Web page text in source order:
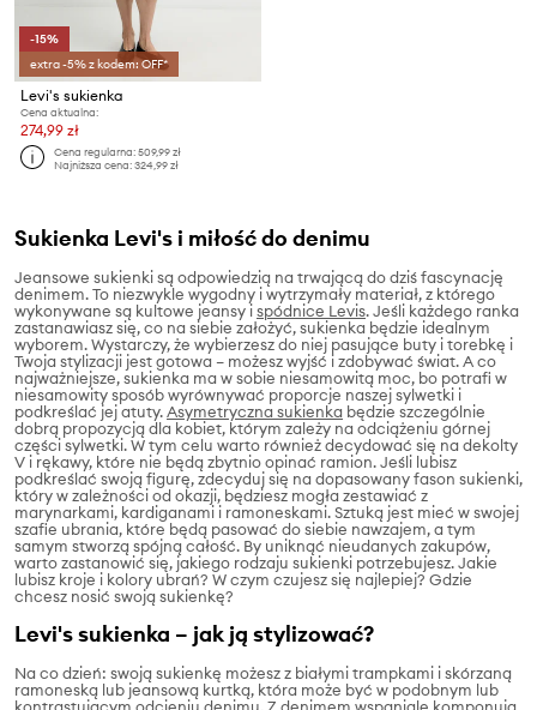
-15%
extra -5% z kodem: OFF*
Levi's sukienka
Cena aktualna:
274,99 zł
Cena regularna:509,99 zł
Najniższa cena:324,99 zł
Sukienka Levi's i miłość do denimu
Jeansowe sukienki są odpowiedzią na trwającą do dziś fascynację
denimem. To niezwykle wygodny i wytrzymały materiał, z którego
wykonywane są kultowe jeansy ispódnice Levis. Jeśli każdego ranka
zastanawiasz się, co na siebie założyć, sukienka będzie idealnym
wyborem. Wystarczy, że wybierzesz do niej pasujące buty i torebkę i
Twoja stylizacji jest gotowa – możesz wyjść i zdobywać świat. A co
najważniejsze, sukienka ma w sobie niesamowitą moc, bo potrafi w
niesamowity sposób wyrównywać proporcje naszej sylwetki i
podkreślać jej atuty.Asymetryczna sukienka będzie szczególnie
dobrą propozycją dla kobiet, którym zależy na odciążeniu górnej
części sylwetki. W tym celu warto również decydować się na dekolty
V i rękawy, które nie będą zbytnio opinać ramion. Jeśli lubisz
podkreślać swoją figurę, zdecyduj się na dopasowany fason sukienki,
który w zależności od okazji, będziesz mogła zestawiać z
marynarkami, kardiganami i ramoneskami. Sztuką jest mieć w swojej
szafie ubrania, które będą pasować do siebie nawzajem, a tym
samym stworzą spójną całość. By uniknąć nieudanych zakupów,
warto zastanowić się, jakiego rodzaju sukienki potrzebujesz. Jakie
lubisz kroje i kolory ubrań? W czym czujesz się najlepiej? Gdzie
chcesz nosić swoją sukienkę?
Levi's sukienka – jak ją stylizować?
Na co dzień: swoją sukienkę możesz z białymi trampkami i skórzaną
ramoneską lub jeansową kurtką, która może być w podobnym lub